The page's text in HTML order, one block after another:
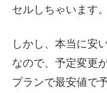
セルしちゃいます。
しかし、本当に安
なので、予定変更
プランで最安値で